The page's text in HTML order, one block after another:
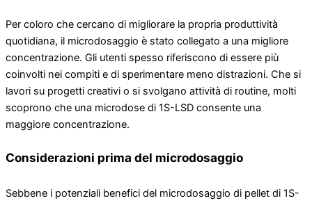
Per coloro che cercano di migliorare la propria produttività
quotidiana, il microdosaggio è stato collegato a una migliore
concentrazione. Gli utenti spesso riferiscono di essere più
coinvolti nei compiti e di sperimentare meno distrazioni. Che si
lavori su progetti creativi o si svolgano attività di routine, molti
scoprono che una microdose di 1S-LSD consente una
maggiore concentrazione.
Considerazioni prima del microdosaggio
Sebbene i potenziali benefici del microdosaggio di pellet di 1S-